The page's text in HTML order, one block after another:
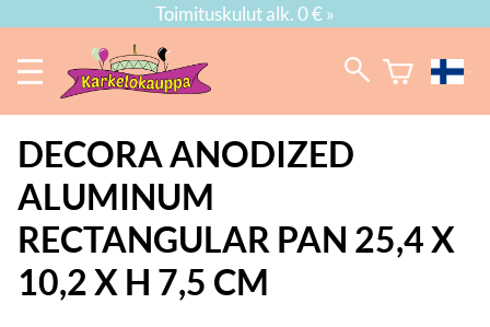
Toimituskulut alk. 0 € »
DECORAANODIZED
ALUMINUM
RECTANGULAR PAN 25,4 X
10,2 X H 7,5 CM